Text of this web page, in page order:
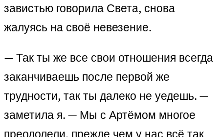
завистью говорила Света, снова
жалуясь на своё невезение.
— Так ты же все свои отношения всегда
заканчиваешь после первой же
трудности, так ты далеко не уедешь. —
заметила я. — Мы с Артёмом многое
преодолели, прежде чем у нас всё так